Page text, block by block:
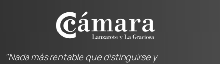
"Nada más rentable que distinguirse y